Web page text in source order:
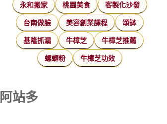
永和搬家 桃園美食 客製化沙發
台南做臉 美容創業課程 頌缽
基隆抓漏 牛樟芝 牛樟芝推薦
螺螄粉 牛樟芝功效
阿站多